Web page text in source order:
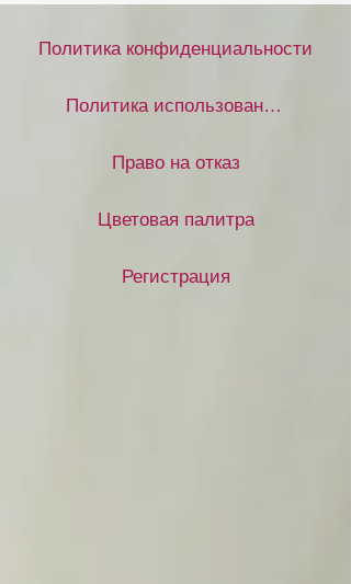
Политика конфиденциальности
Политика использования файлов cookie
Право на отказ
Цветовая палитра
Регистрация